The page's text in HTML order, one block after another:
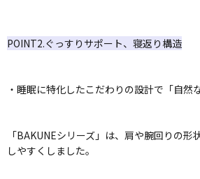
POINT2.ぐっすりサポート、寝返り構造
・睡眠に特化したこだわりの設計で「自然
「BAKUNEシリーズ」は、肩や腕回りの形
しやすくしました。